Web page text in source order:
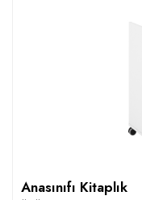
Anasınıfı Kitaplık